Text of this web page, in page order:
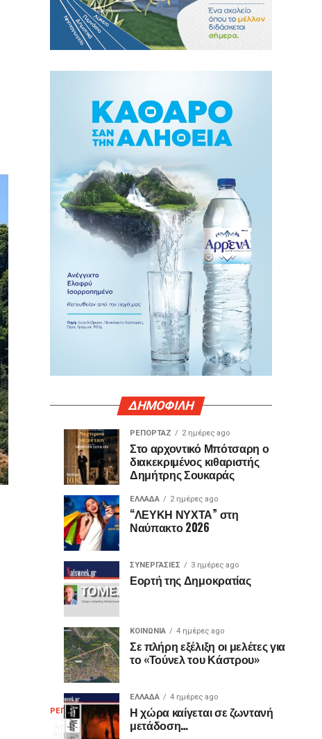
ΔΗΜΟΦΙΛΗ
ΡΕΠΟΡΤΑΖ
20
ώρες
ago
Η
ΤΕΧΝΟΛΟΓΙΑ
ημέρα
ago
Γιατί
ορισμένες
θύρες
USB
είναι
μωβ
έχουν
άλλα
χρώματα;
διαφορά
που
περισσότεροι
δεν
γνωρίζουν
ΚΟΙΝΩΝΙΑ
ημέρες
ago
Θερμό
χειροκρότημα
για
τον
«Ίωνα»
στο
Κάστρο
της
Ναυπάκτου
ΡΕΠΟΡΤΑΖ 2 ημέρες ago
Στο αρχοντικό Μπότσαρη ο
διακεκριμένος κιθαριστής
Δημήτρης Σουκαράς
ΕΛΛΑΔΑ 2 ημέρες ago
“ΛΕΥΚΗ ΝΥΧΤΑ” στη
Ναύπακτο 2026
ΣΥΝΕΡΓΑΣΙΕΣ 3 ημέρες ago
Εορτή της Δημοκρατίας
ΚΟΙΝΩΝΙΑ 4 ημέρες ago
Σε πλήρη εξέλιξη οι μελέτες για
το «Τούνελ του Κάστρου»
ΕΛΛΑΔΑ 4 ημέρες ago
Η χώρα καίγεται σε ζωντανή
μετάδοση…